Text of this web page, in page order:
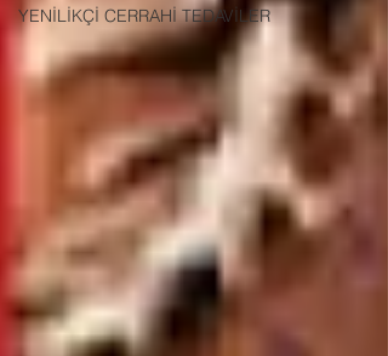
YENİLİKÇİ CERRAHİ TEDAVİLER